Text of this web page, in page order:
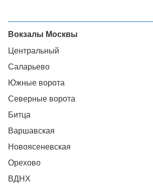
Вокзалы Москвы
Центральный
Саларьево
Южные ворота
Северные ворота
Битца
Варшавская
Новоясеневская
Орехово
ВДНХ